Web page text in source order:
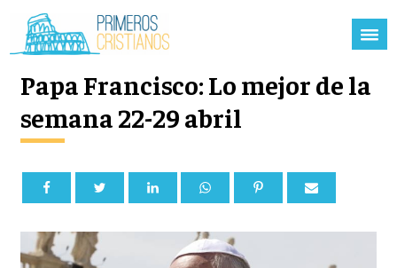
Papa Francisco: Lo mejor de la
semana 22-29 abril